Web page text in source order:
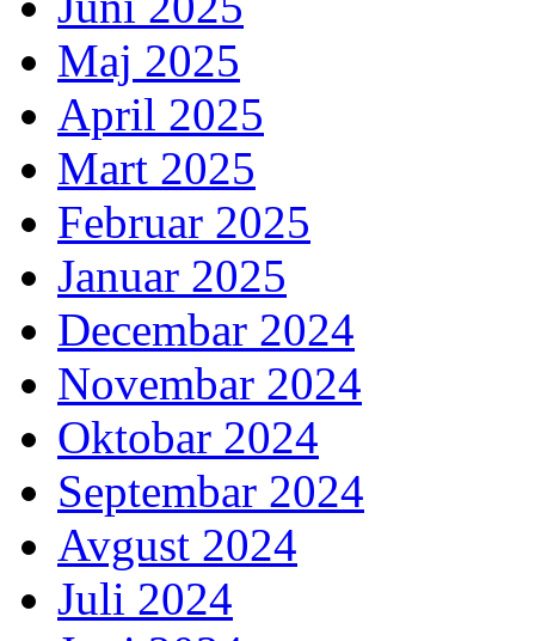
Maj 2025
April 2025
Mart 2025
Februar 2025
Januar 2025
Decembar 2024
Novembar 2024
Oktobar 2024
Septembar 2024
Avgust 2024
Juli 2024